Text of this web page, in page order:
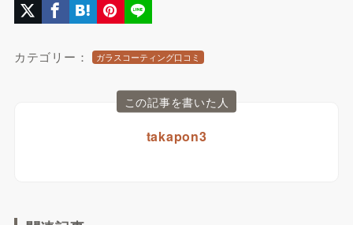
カテゴリー： ガラスコーティング口コミ
この記事を書いた人
takapon3